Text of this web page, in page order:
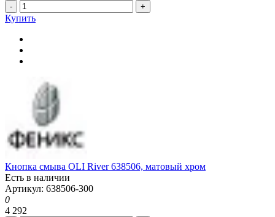
- +
Купить
Кнопка смыва OLI River 638506, матовый хром
Есть в наличии
Артикул: 638506-300
0
4 292